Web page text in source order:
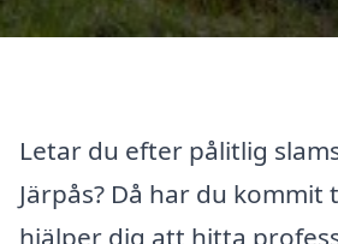
Letar du efter pålitlig
Järpås? Då har du kommit
hjälper dig att hitta